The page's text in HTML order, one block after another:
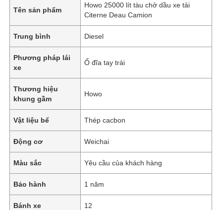
Nhà
Sản phẩm
Về chúng tôi
Tham quan nhà máy
Tên sản phẩm
Howo 25000 lít tàu chở dầu xe tải
Citerne Deau Camion
Trung bình Diesel
Phương pháp lái
xe
Ổ đĩa tay trái
Thương hiệu
khung gầm
Howo
Vật liệu bể Thép cacbon
Động cơ Weichai
Màu sắc Yêu cầu của khách hàng
Bảo hành 1 năm
Bánh xe 12